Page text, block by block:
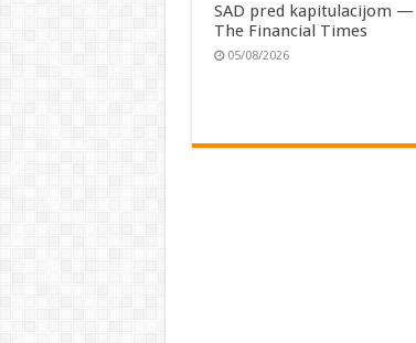
SAD pred kapitulacijom —
The Financial Times
05/08/2026